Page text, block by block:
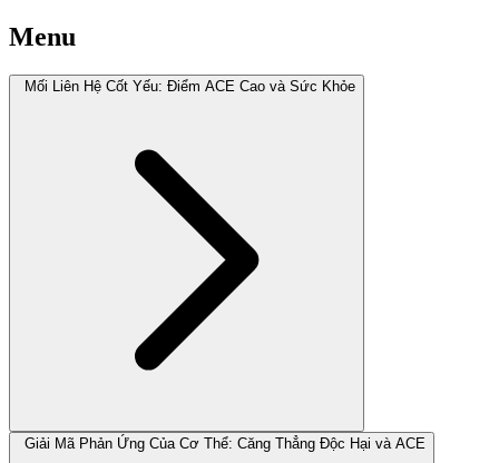
Menu
Mối Liên Hệ Cốt Yếu: Điểm ACE Cao và Sức Khỏe
Giải Mã Phản Ứng Của Cơ Thể: Căng Thẳng Độc Hại và ACE